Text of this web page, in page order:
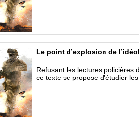
Le point d’explosion de
Refusant les lectures policières
ce texte se propose d’étudier